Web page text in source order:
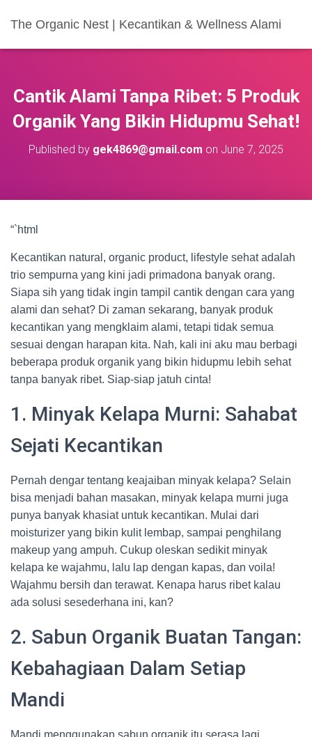
The Organic Nest | Kecantikan & Wellness Alami
Cantik Alami Tanpa Ribet: 5 Produk
Organik Yang Bikin Hidupmu Sehat!
Published by gek4869@gmail.com on June 7, 2025
“`html
Kecantikan natural, organic product, lifestyle sehat adalah
trio sempurna yang kini jadi primadona banyak orang.
Siapa sih yang tidak ingin tampil cantik dengan cara yang
alami dan sehat? Di zaman sekarang, banyak produk
kecantikan yang mengklaim alami, tetapi tidak semua
sesuai dengan harapan kita. Nah, kali ini aku mau berbagi
beberapa produk organik yang bikin hidupmu lebih sehat
tanpa banyak ribet. Siap-siap jatuh cinta!
1. Minyak Kelapa Murni: Sahabat
Sejati Kecantikan
Pernah dengar tentang keajaiban minyak kelapa? Selain
bisa menjadi bahan masakan, minyak kelapa murni juga
punya banyak khasiat untuk kecantikan. Mulai dari
moisturizer yang bikin kulit lembap, sampai penghilang
makeup yang ampuh. Cukup oleskan sedikit minyak
kelapa ke wajahmu, lalu lap dengan kapas, dan voila!
Wajahmu bersih dan terawat. Kenapa harus ribet kalau
ada solusi sesederhana ini, kan?
2. Sabun Organik Buatan Tangan:
Kebahagiaan Dalam Setiap
Mandi
Mandi menggunakan sabun organik itu serasa lagi